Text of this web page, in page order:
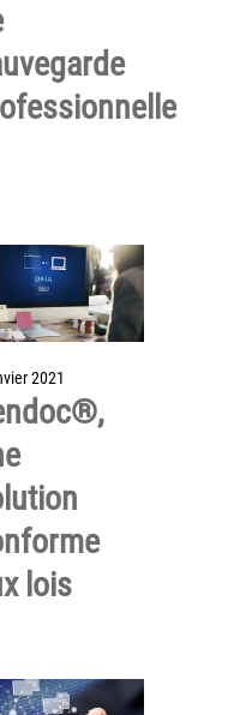
2021
lois